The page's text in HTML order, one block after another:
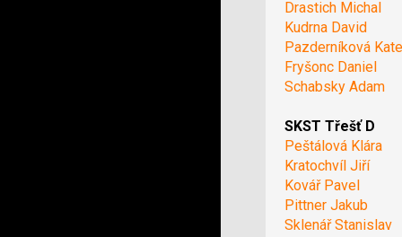
Drastich Michal
Kudrna David
Pazderníková
Fryšonc Daniel
Schabsky Adam
SKST Třešť D
Peštálová Klára
Kratochvíl Jiří
Kovář Pavel
Pittner Jakub
Sklenář Stanislav